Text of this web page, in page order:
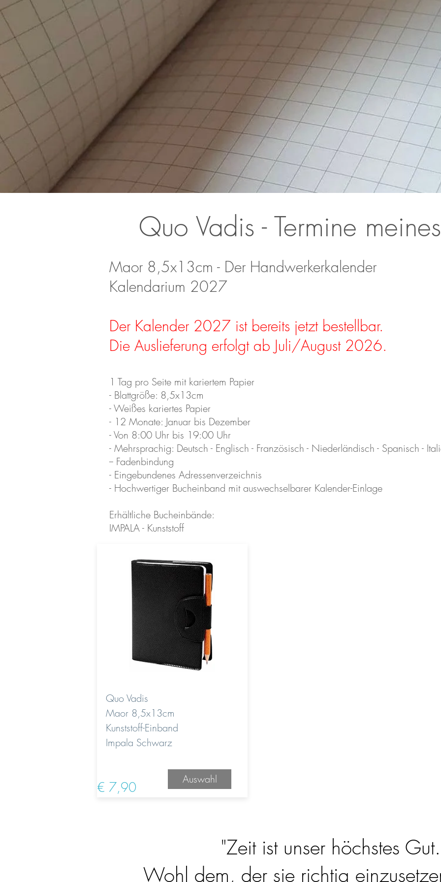
Quo Vadis - Termine
Maor 8,5x13cm - Der Handwerkerkalender
Kalendarium 2027
Der Kalender 2027 ist bereits jetzt bestellbar.
Die Auslieferung erfolgt ab Juli/August 2026.
1 Tag pro Seite mit kariertem Papier
- Blattgröße: 8,5x13cm
- Weißes kariertes Papier
- 12 Monate: Januar bis Dezember
- Von 8:00 Uhr bis 19:00 Uhr
- Mehrsprachig: Deutsch - Englisch - Französisch - Niederländisch - Spanisch -
-- Fadenbindung
- Eingebundenes Adressenverzeichnis
- Hochwertiger Bucheinband mit auswechselbarer Kalender-Einlage
Erhältliche Bucheinbände:
IMPALA - Kunststoff
Quo Vadis
Maor 8,5x13cm
Kunststoff-Einband
Impala Schwarz
€ 7,90
Auswahl
"Zeit ist unser höchstes Gut.
Wohl dem, der sie richtig